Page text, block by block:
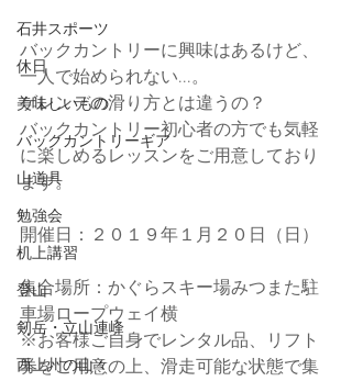
石井スポーツ
休日
美味しいもの
バックカントリーギア
山道具
勉強会
机上講習
登山
剱岳・立山連峰
西上州の山々
バックカントリーに興味はあるけど、
一人で始められない...。
ゲレンデの滑り方とは違うの？
​バックカントリー初心者の方でも気軽
に楽しめるレッスンをご用意しており
ます。
開催日：２０１９年１月２０日（日）
集合場所：かぐらスキー場みつまた駐
車場ロープウェイ横
​※お客様ご自身でレンタル品、リフト
券をご用意の上、滑走可能な状態で集